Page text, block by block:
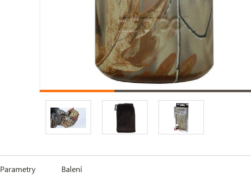
Parametry Balení